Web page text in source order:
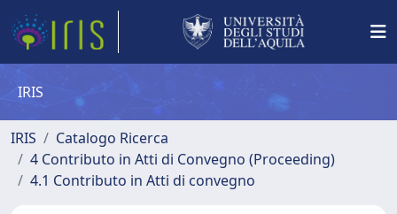
IRIS
IRIS
Catalogo Ricerca
4 Contributo in Atti di Convegno (Proceeding)
4.1 Contributo in Atti di convegno